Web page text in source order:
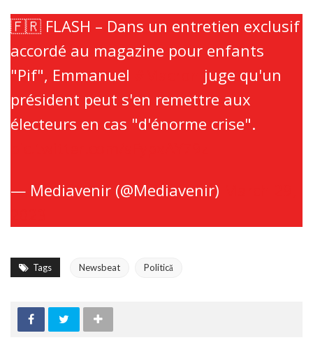
🇫🇷 FLASH – Dans un entretien exclusif
accordé au magazine pour enfants
"Pif", Emmanuel
juge qu'un
président peut s'en remettre aux
électeurs en cas "d'énorme crise".
— Mediavenir (@Mediavenir)
Tags Newsbeat Politică